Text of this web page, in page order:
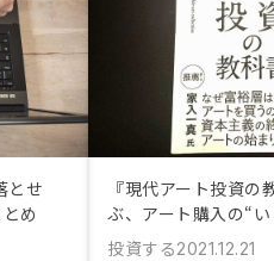
とせ
め
『現代アート投資の
ぶ、アート購入の“
投資する2021.12.21